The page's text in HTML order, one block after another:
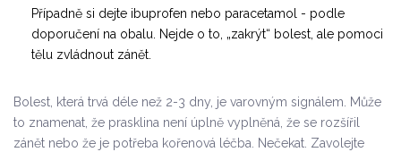
Případně si dejte ibuprofen nebo paracetamol - podle
doporučení na obalu. Nejde o to, „zakrýt“ bolest, ale pomoci
tělu zvládnout zánět.
Bolest, která trvá déle než 2-3 dny, je varovným signálem. Může
to znamenat, že prasklina není úplně vyplněná, že se rozšířil
zánět nebo že je potřeba kořenová léčba. Nečekat. Zavolejte